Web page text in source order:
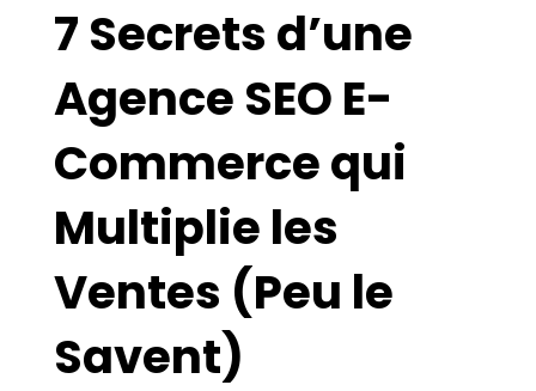
7 Secrets d’une
Agence SEO E-
Commerce qui
Multiplie les
Ventes (Peu le
Savent)